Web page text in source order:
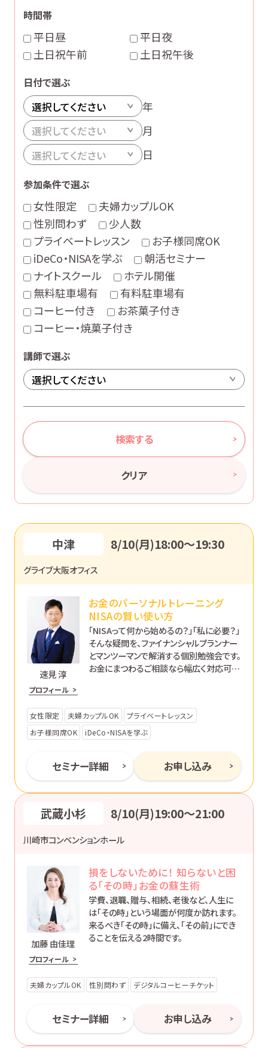
時間帯
平日昼
平日夜
土日祝午前
土日祝午後
日付で選ぶ
年
月
日
参加条件で選ぶ
女性限定
夫婦カップルOK
性別問わず
少人数
プライベートレッスン
お子様同席OK
iDeCo・NISAを学ぶ
朝活セミナー
ナイトスクール
ホテル開催
無料駐車場有
有料駐車場有
コーヒー付き
お茶菓子付き
コーヒー・焼菓子付き
講師で選ぶ
検索する
クリア
中津 8/10(月)18:00〜19:30
グライブ大阪オフィス
速見 淳
プロフィール
お金のパーソナルトレーニング
NISAの賢い使い方
「NISAって何から始めるの？」「私に必要？」
そんな疑問を、ファイナンシャルプランナー
とマンツーマンで解消する個別勉強会です。
お金にまつわるご相談なら幅広く対応可能
女性限定 夫婦カップルOK
プライベートレッスン
お子様同席OK
iDeCo・NISAを学ぶ
セミナー詳細 お申し込み
武蔵小杉 8/10(月)19:00〜21:00
川崎市コンベンションホール
加藤 由佳理
プロフィール
損をしないために！ 知らないと困
る「その時」お金の蘇生術
学費、退職、贈与、相続、老後など、人生に
は「その時」という場面が何度か訪れます。
来るべき「その時」に備え、「その前」にでき
ることを伝える2時間です。
夫婦カップルOK 性別問わず デジタルコーヒーチケット
セミナー詳細 お申し込み